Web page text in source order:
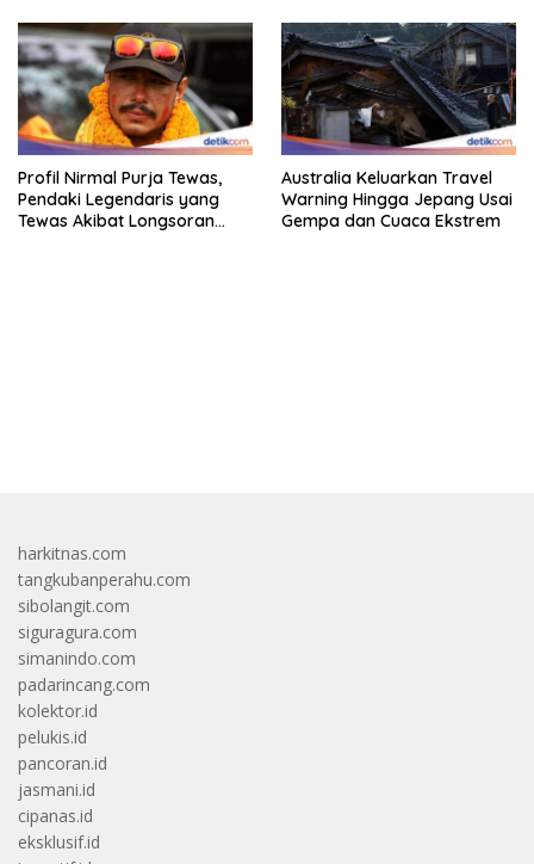
Profil Nirmal Purja Tewas,
Pendaki Legendaris yang
Tewas Akibat Longsoran
Australia Keluarkan Travel
Warning Hingga Jepang Usai
Gempa dan Cuaca Ekstrem
harkitnas.com
tangkubanperahu.com
sibolangit.com
siguragura.com
simanindo.com
padarincang.com
kolektor.id
pelukis.id
pancoran.id
jasmani.id
cipanas.id
eksklusif.id